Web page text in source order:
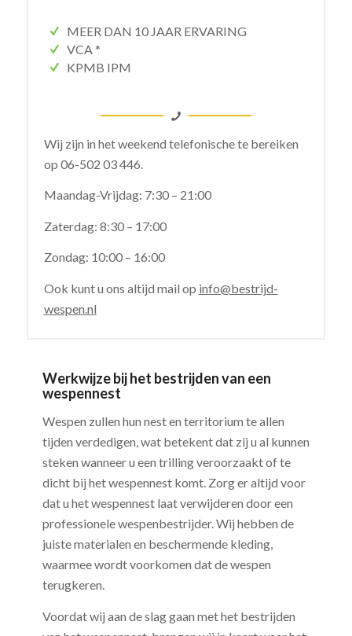
MEER DAN 10 JAAR ERVARING
VCA *
KPMB IPM
Wij zijn in het weekend telefonische te bereiken
op 06-502 03 446.
Maandag-Vrijdag: 7:30 – 21:00
Zaterdag: 8:30 – 17:00
Zondag: 10:00 – 16:00
Ook kunt u ons altijd mail op info@bestrijd-
wespen.nl
Werkwijze bij het bestrijden van een
wespennest
Wespen zullen hun nest en territorium te allen
tijden verdedigen, wat betekent dat zij u al kunnen
steken wanneer u een trilling veroorzaakt of te
dicht bij het wespennest komt. Zorg er altijd voor
dat u het wespennest laat verwijderen door een
professionele wespenbestrijder. Wij hebben de
juiste materialen en beschermende kleding,
waarmee wordt voorkomen dat de wespen
terugkeren.
Voordat wij aan de slag gaan met het bestrijden